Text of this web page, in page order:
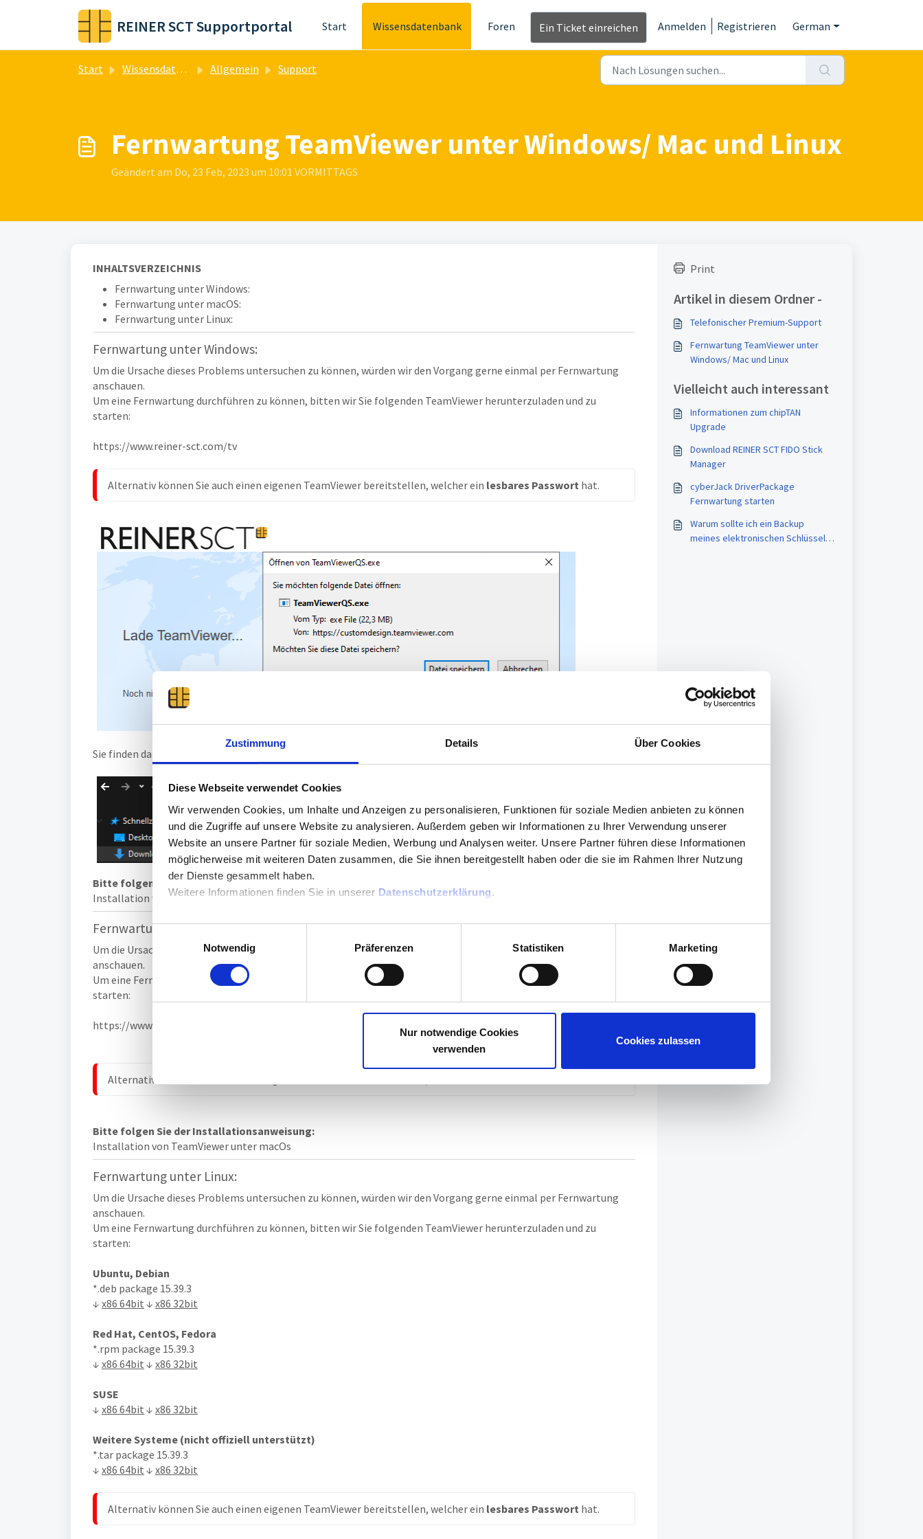
Zustimmung Details Über Cookies
Diese Webseite verwendet Cookies
Wir verwenden Cookies, um Inhalte und Anzeigen zu personalisieren, Funktionen für soziale Medien anbieten zu können
und die Zugriffe auf unsere Website zu analysieren. Außerdem geben wir Informationen zu Ihrer Verwendung unserer
Website an unsere Partner für soziale Medien, Werbung und Analysen weiter. Unsere Partner führen diese Informationen
möglicherweise mit weiteren Daten zusammen, die Sie ihnen bereitgestellt haben oder die sie im Rahmen Ihrer Nutzung
der Dienste gesammelt haben.
Weitere Informationen finden Sie in unserer Datenschutzerklärung.
i
w
l
u
s
a
u
s
w
h
Notwendig Präferenzen Statistiken Marketing
Nur notwendige Cookies
verwenden
Cookies zulassen
Zum hauptsächlichen Inhalt gehen
REINER SCT Supportportal Start Wissensdatenbank Foren Ein Ticket einreichen Anmelden Registrieren German
Start Wissensdatenbank Allgemein Support
Fernwartung TeamViewer unter Windows/ Mac und Linux
Geändert am Do, 23 Feb, 2023 um 10:01 VORMITTAGS
INHALTSVERZEICHNIS
Fernwartung unter Windows:
Fernwartung unter macOS:
Fernwartung unter Linux:
Fernwartung unter Windows:
Um die Ursache dieses Problems untersuchen zu können, würden wir den Vorgang gerne einmal per Fernwartung
anschauen.
Um eine Fernwartung durchführen zu können, bitten wir Sie folgenden TeamViewer herunterzuladen und zu
starten:
https://www.reiner-sct.com/tv
Alternativ können Sie auch einen eigenen TeamViewer bereitstellen, welcher ein lesbares Passwort hat.
Sie finden das Programm anschließend auf Ihrem Computer im Ordner
Bitte folgen Sie der Installationsanweisung:
Installation von TeamViewer unter Windows
Fernwartung unter macOS:
Um die Ursache dieses Problems untersuchen zu können, würden wir den Vorgang gerne einmal per Fernwartung
anschauen.
Um eine Fernwartung durchführen zu können, bitten wir Sie folgenden TeamViewer herunterzuladen und zu
starten:
https://www.reiner-sct.com/tv
Alternativ können Sie auch einen eigenen TeamViewer bereitstellen, welcher ein
Bitte folgen Sie der Installationsanweisung:
Installation von TeamViewer unter macOs
Fernwartung unter Linux:
Um die Ursache dieses Problems untersuchen zu können, würden wir den Vorgang gerne einmal per Fernwartung
anschauen.
Um eine Fernwartung durchführen zu können, bitten wir Sie folgenden TeamViewer herunterzuladen und zu
starten:
Ubuntu, Debian
*.deb package 15.39.3
↓ x86 64bit ↓ x86 32bit
Red Hat, CentOS, Fedora
*.rpm package 15.39.3
↓ x86 64bit ↓ x86 32bit
SUSE
↓ x86 64bit ↓ x86 32bit
Weitere Systeme (nicht offiziell unterstützt)
*.tar package 15.39.3
↓ x86 64bit ↓ x86 32bit
Alternativ können Sie auch einen eigenen TeamViewer bereitstellen, welcher ein lesbares Passwort hat.
Print
Artikel in diesem Ordner -
Telefonischer Premium-Support
Fernwartung TeamViewer unter
Windows/ Mac und Linux
Vielleicht auch interessant
Informationen zum chipTAN
Upgrade
Download REINER SCT FIDO Stick
Manager
cyberJack DriverPackage
Fernwartung starten
Warum sollte ich ein Backup
meines elektronischen Schlüssels